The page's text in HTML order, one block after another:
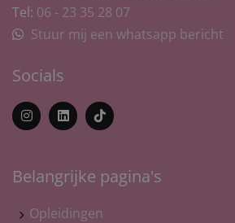
Tel: 06 - 23 35 28 07
Stuur mij een whatsapp bericht
Socials
Belangrijke pagina's
Opleidingen